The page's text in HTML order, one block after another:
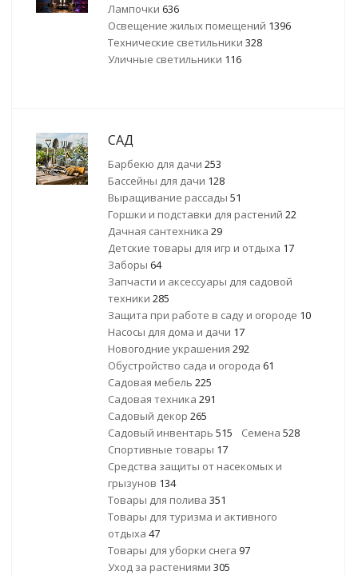
Лампочки 636
Освещение жилых помещений 1396
Технические светильники 328
Уличные светильники 116
САД
Барбекю для дачи 253
Бассейны для дачи 128
Выращивание рассады 51
Горшки и подставки для растений 22
Дачная сантехника 29
Детские товары для игр и отдыха 17
Заборы 64
Запчасти и аксессуары для садовой
техники 285
Защита при работе в саду и огороде 10
Насосы для дома и дачи 17
Новогодние украшения 292
Обустройство сада и огорода 61
Садовая мебель 225
Садовая техника 291
Садовый декор 265
Садовый инвентарь 515 Семена 528
Спортивные товары 17
Средства защиты от насекомых и
грызунов 134
Товары для полива 351
Товары для туризма и активного
отдыха 47
Товары для уборки снега 97
Уход за растениями 305